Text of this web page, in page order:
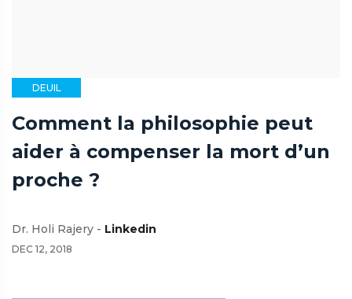
DEUIL
Comment la philosophie peut
aider à compenser la mort d’un
proche ?
Dr. Holi Rajery - Linkedin
DEC 12, 2018